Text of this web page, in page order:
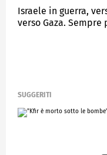
Israele in guerra,
verso Gaza.
SUGGERITI